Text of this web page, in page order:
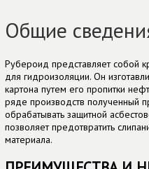
Общие
Рубероид представляет собой
для гидроизоляции. Он
картона путем его пропитки
ряде производств полученный
обрабатывать защитной
позволяет предотвратить
материала.